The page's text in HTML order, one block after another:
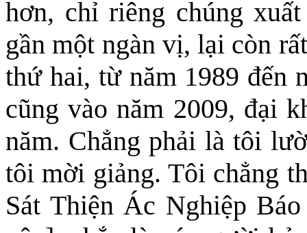
hơn, chỉ riêng chúng
gần một ngàn vị, lại còn
thứ hai, từ năm 1989 đến
cũng vào năm 2009, đại
năm. Chẳng phải là tôi
tôimời giảng. Tôi chẳng
Sát Thiện Ác Nghiệp